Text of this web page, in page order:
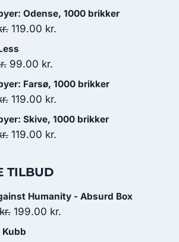
oprindelige
pris
119.00 kr..
aktuelle
pris
Odense, 1000 brikker
Den
oprindelige
pris
179.00 kr..
119.00 kr.
Den
oprindelige
pris
119.00 kr..
99.00 kr.
aktuelle
pris
Farsø, 1000 brikker
Den
oprindelige
pris
119.00 kr.
aktuelle
Skive, 1000 brikker
Den
pris
179.00 kr..
119.00 kr.
119.00 kr..
TILBUD
Humanity - Absurd Box
kr. Den
oprindelige
199.00 kr.
Kubb